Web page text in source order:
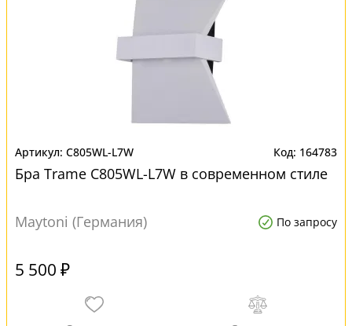
C805WL-L7W 164783
Бра Trame C805WL-L7W в современном стиле
Maytoni (Германия) По запросу
5 500 ₽